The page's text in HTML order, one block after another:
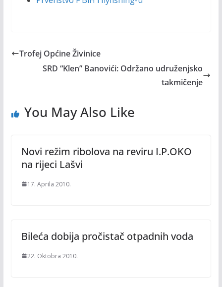
Trofej Općine Živinice
SRD “Klen” Banovići: Održano udruženjsko
takmičenje
You May Also Like
Novi režim ribolova na reviru I.P.OKO
na rijeci Lašvi
17. Aprila 2010.
Bileća dobija pročistač otpadnih voda
22. Oktobra 2010.